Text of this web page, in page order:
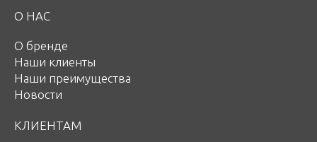
О НАС
О бренде
Наши клиенты
Наши преимущества
Новости
КЛИЕНТАМ